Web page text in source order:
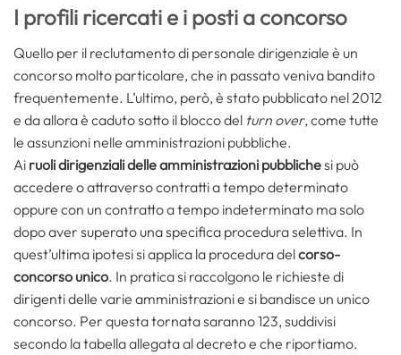
I profili ricercati e i posti a concorso
Quello per il reclutamento di personale dirigenziale è un
concorso molto particolare, che in passato veniva bandito
frequentemente. L’ultimo, però, è stato pubblicato nel 2012
e da allora è caduto sotto il blocco del turn over, come tutte
le assunzioni nelle amministrazioni pubbliche.
Ai ruoli dirigenziali delle amministrazioni pubblichesi può
accedere o attraverso contratti a tempo determinato
oppure con un contratto a tempo indeterminato ma solo
dopo aver superato una specifica procedura selettiva. In
quest’ultima ipotesi si applica la procedura delcorso-
concorso unico. In pratica si raccolgono le richieste di
dirigenti delle varie amministrazioni e si bandisce un unico
concorso. Per questa tornata saranno 123, suddivisi
secondo la tabella allegata al decreto e che riportiamo.